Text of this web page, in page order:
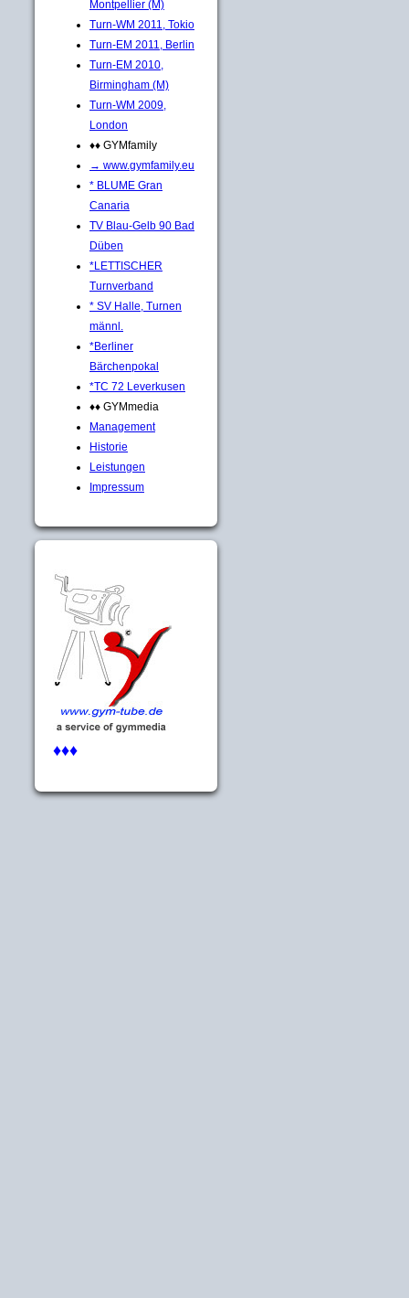
Montpellier (M)
Turn-WM 2011, Tokio
Turn-EM 2011, Berlin
Turn-EM 2010,
Birmingham (M)
Turn-WM 2009,
London
♦♦ GYMfamily
→ www.gymfamily.eu
* BLUME Gran
Canaria
TV Blau-Gelb 90 Bad
Düben
*LETTISCHER
Turnverband
* SV Halle, Turnen
männl.
*Berliner
Bärchenpokal
*TC 72 Leverkusen
♦♦ GYMmedia
Management
Historie
Leistungen
Impressum
♦♦♦